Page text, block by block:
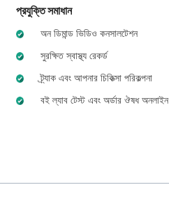
প্রযুক্তি সমাধান
অন ডিমান্ড ভিডিও কনসালটেশন
সুরক্ষিত স্বাস্থ্য রেকর্ড
ট্র্যাক এবং আপনার চিকিত্সা পরিকল্পনা
বই ল্যাব টেস্ট এবং অর্ডার ঔষধ অনলাইন